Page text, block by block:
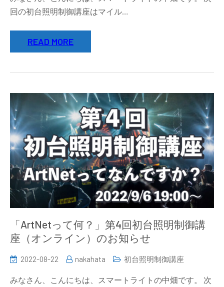
回の初台照明制御講座はマイル…
READ MORE
「ArtNetって何？」第4回初台照明制御講
座（オンライン）のお知らせ
2022-08-22 nakahata 初台照明制御講座
みなさん、こんにちは、スマートライトの中畑です。 次